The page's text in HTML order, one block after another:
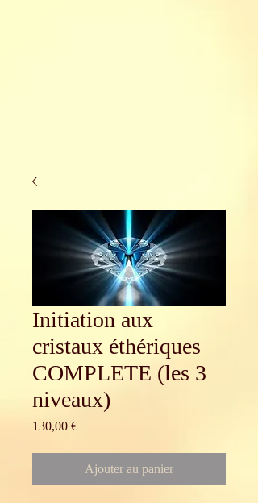
Initiation aux
cristaux éthériques
COMPLETE (les 3
niveaux)
130,00 €Prix
Ajouter au panier